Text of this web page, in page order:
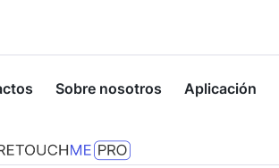
Sobre nosotros Aplicación